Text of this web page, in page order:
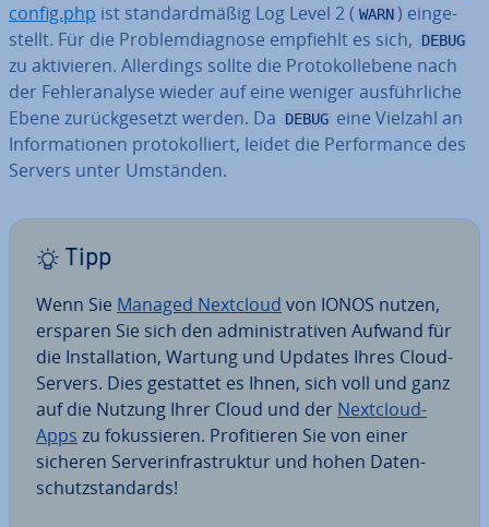
config.php ist stan­dard­mä­ßig Log Level 2 ( WARN ) ein­ge­
stellt. Für die Pro­blem­dia­gno­se empfiehlt es sich,
DEBUG
zu ak­ti­vie­ren. Al­ler­dings sollte die Pro­to­koll­ebe­ne nach
der Feh­ler­ana­ly­se wieder auf eine weniger aus­führ­li­che
Ebene zu­rück­ge­setzt werden. Da
DEBUG eine Vielzahl an
In­for­ma­tio­nen pro­to­kol­liert, leidet die Per­for­mance des
Servers unter Umständen.
Tipp
Wenn Sie Managed Nextcloud von IONOS nutzen,
ersparen Sie sich den ad­mi­nis­tra­ti­ven Aufwand für
die In­stal­la­ti­on, Wartung und Updates Ihres Cloud-
Servers. Dies gestattet es Ihnen, sich voll und ganz
auf die Nutzung Ihrer Cloud und der Nextcloud-
Apps zu fo­kus­sie­ren. Pro­fi­tie­ren Sie von einer
sicheren Ser­ver­in­fra­struk­tur und hohen Da­ten­
schutz­stan­dards!